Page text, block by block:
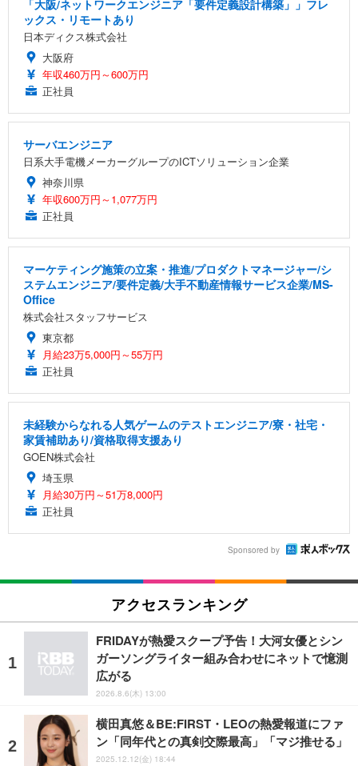
「大阪/ネットワークエンジニア「要件定義設計構築」」フレ
ックス・リモートあり
日本ディクス株式会社
大阪府
年収460万円～600万円
正社員
サーバエンジニア
日系大手電機メーカーグループのICTソリューション企業
神奈川県
年収600万円～1,077万円
正社員
マーケティング施策の立案・推進/プロダクトマネージャー/シ
ステムエンジニア/要件定義/大手不動産情報サービス企業/MS-
Office
株式会社スタッフサービス
東京都
月給23万5,000円～55万円
正社員
未経験からなれる人気ゲームのテストエンジニア/寮・社宅・
家賃補助あり/資格取得支援あり
GOEN株式会社
埼玉県
月給30万円～51万8,000円
正社員
Sponsored by
アクセスランキング
FRIDAYが熱愛スクープ予告！大河女優とシン
ガーソングライター組み合わせにネットで憶測
広がる
2026.8.6(木) 13:00
横田真悠＆BE:FIRST・LEOの熱愛報道にファ
ン「同年代との真剣交際最高」「マジ推せる」
2025.12.12(金) 18:44